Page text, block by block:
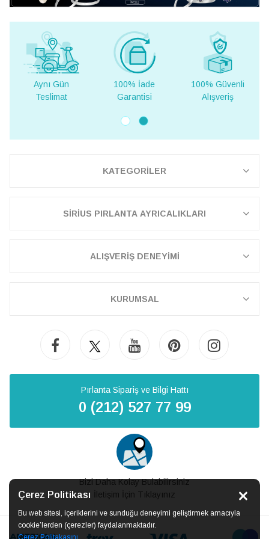
Çerez Politikası
Bu web sitesi, içeriklerini ve sunduğu deneyimi geliştirmek amacıyla
cookie’lerden (çerezler) faydalanmaktadır.
Çerez Politakasını
Aynı Gün
Teslimat
100% İade
Garantisi
100% Güvenli
Alışveriş
KATEGORİLER
SİRİUS PIRLANTA AYRICALIKLARI
ALIŞVERİŞ DENEYİMİ
KURUMSAL
Pırlanta Sipariş ve Bilgi Hattı
0 (212) 527 77 99
Bizi Daha Kolay Bulabilirsiniz
İletişim İçin Tıklayınız